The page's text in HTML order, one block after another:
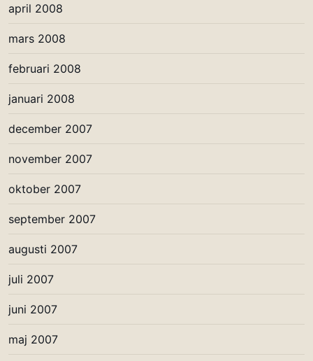
april 2008
mars 2008
februari 2008
januari 2008
december 2007
november 2007
oktober 2007
september 2007
augusti 2007
juli 2007
juni 2007
maj 2007